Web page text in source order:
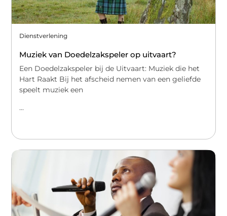
Dienstverlening
Muziek van Doedelzakspeler op uitvaart?
Een Doedelzakspeler bij de Uitvaart: Muziek die het
Hart Raakt Bij het afscheid nemen van een geliefde
speelt muziek een
...